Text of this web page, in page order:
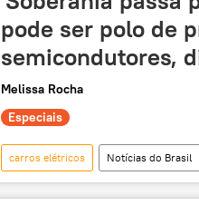
pode ser polo de
semicondutores,
Melissa Rocha
Especiais
carros elétricos Notícias do Brasil
Sul Global
Centro Nacional